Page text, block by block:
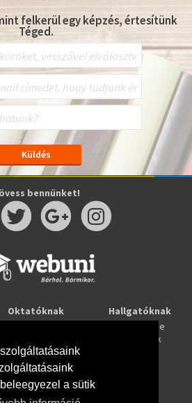
a sütik
felkerül egy képzés, értesítünk
Téged.
bennünket!
Oktatóknak
Webuni Stúdió
Hallgatóknak
Tanulj online
Képzések
Info
tájékoztató
ÁSZF